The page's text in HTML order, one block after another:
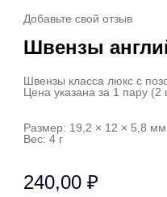
Добавьте свой отзыв
Швензы
Швензы класса люкс с
Цена указана за 1 пару (2
Размер: 19,2 × 12 × 5,8 мм
Вес: 4 г
240,00 ₽